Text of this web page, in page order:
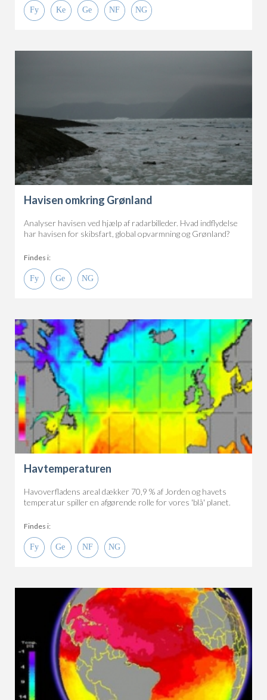
Havisen omkring Grønland
Analyser havisen ved hjælp af radarbilleder. Hvad indflydelse
har havisen for skibsfart, global opvarmning og Grønland?
Findes i:
Havtemperaturen
Havoverfladens areal dækker 70,9 % af Jorden og havets
temperatur spiller en afgørende rolle for vores 'blå' planet.
Findes i: